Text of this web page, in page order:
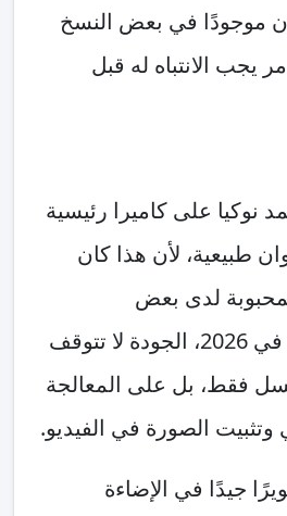
يكون موجودًا في بعض النسخ
يجب الانتباه له قبل
نوكيا على كاميرا رئيسية
طبيعية، لأن هذا كان
لدى بعض
المستخدمين. لكن في 2026، الجودة لا تتوقف
فقط، بل على المعالجة
وتثبيت الصورة في الفيديو.
جيدًا في الإضاءة